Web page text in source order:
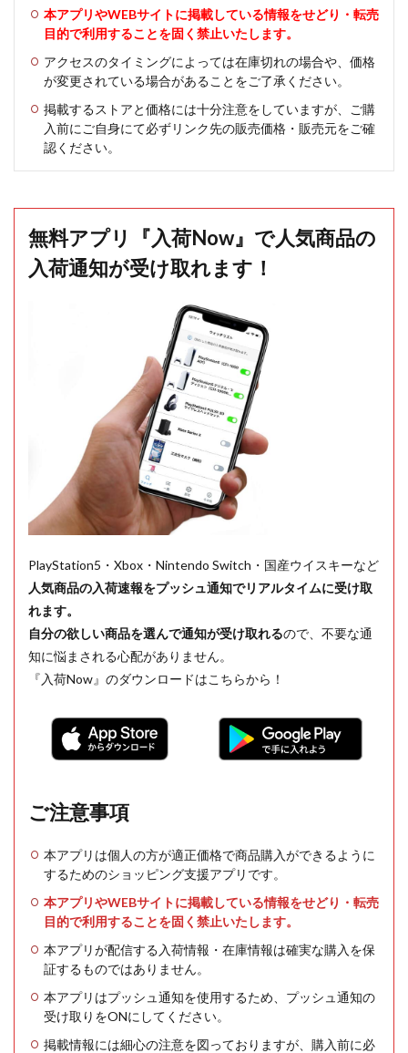
本アプリやWEBサイトに掲載している情報をせどり・転売
目的で利用することを固く禁止いたします。
アクセスのタイミングによっては在庫切れの場合や、価格
が変更されている場合があることをご了承ください。
掲載するストアと価格には十分注意をしていますが、ご購
入前にご自身にて必ずリンク先の販売価格・販売元をご確
認ください。
無料アプリ『入荷Now』で人気商品の
入荷通知が受け取れます！
PlayStation5・Xbox・Nintendo Switch・国産ウイスキーなど
人気商品の入荷速報をプッシュ通知でリアルタイムに受け取
れます。
自分の欲しい商品を選んで通知が受け取れるので、不要な通
知に悩まされる心配がありません。
『入荷Now』のダウンロードはこちらから！
ご注意事項
本アプリは個人の方が適正価格で商品購入ができるように
するためのショッピング支援アプリです。
本アプリやWEBサイトに掲載している情報をせどり・転売
目的で利用することを固く禁止いたします。
本アプリが配信する入荷情報・在庫情報は確実な購入を保
証するものではありません。
本アプリはプッシュ通知を使用するため、プッシュ通知の
受け取りをONにしてください。
掲載情報には細心の注意を図っておりますが、購入前に必